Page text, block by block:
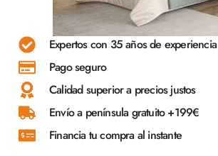
Expertos con 35 años de experiencia
Pago seguro
Calidad superior a precios justos
Envío a península gratuito +199€
Financia tu compra al instante